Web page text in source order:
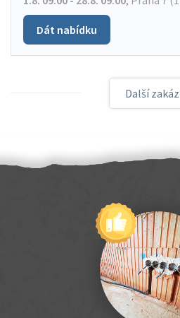
Dát nabídku
Další